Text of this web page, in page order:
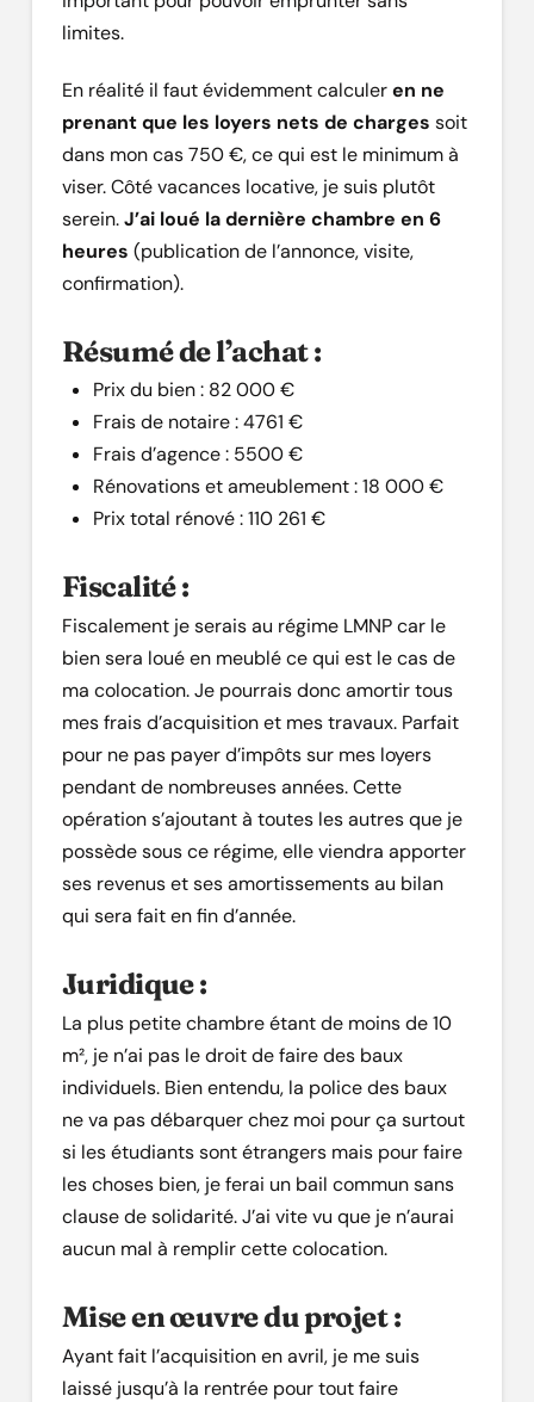
limites.
En réalité il faut évidemment calculeren ne
prenant que les loyers nets de charges soit
dans mon cas 750 €, ce qui est le minimum à
viser. Côté vacances locative, je suis plutôt
serein.J’ai loué la dernière chambre en 6
heures (publication de l’annonce, visite,
confirmation).
Résumé de l’achat :
Prix du bien : 82 000 €
Frais de notaire : 4761 €
Frais d’agence : 5500 €
Rénovations et ameublement : 18 000 €
Prix total rénové : 110 261 €
Fiscalité :
Fiscalement je serais au régime LMNP car le
bien sera loué en meublé ce qui est le cas de
ma colocation. Je pourrais donc amortir tous
mes frais d’acquisition et mes travaux. Parfait
pour ne pas payer d’impôts sur mes loyers
pendant de nombreuses années. Cette
opération s’ajoutant à toutes les autres que je
possède sous ce régime, elle viendra apporter
ses revenus et ses amortissements au bilan
qui sera fait en fin d’année.
Juridique :
La plus petite chambre étant de moins de 10
m², je n’ai pas le droit de faire des baux
individuels. Bien entendu, la police des baux
ne va pas débarquer chez moi pour ça surtout
si les étudiants sont étrangers mais pour faire
les choses bien, je ferai un bail commun sans
clause de solidarité. J’ai vite vu que je n’aurai
aucun mal à remplir cette colocation.
Mise en œuvre du projet :
Ayant fait l’acquisition en avril, je me suis
laissé jusqu’à la rentrée pour tout faire